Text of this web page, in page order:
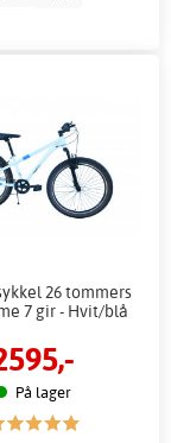
26 tommers
7 gir - Hvit/blå
På lager